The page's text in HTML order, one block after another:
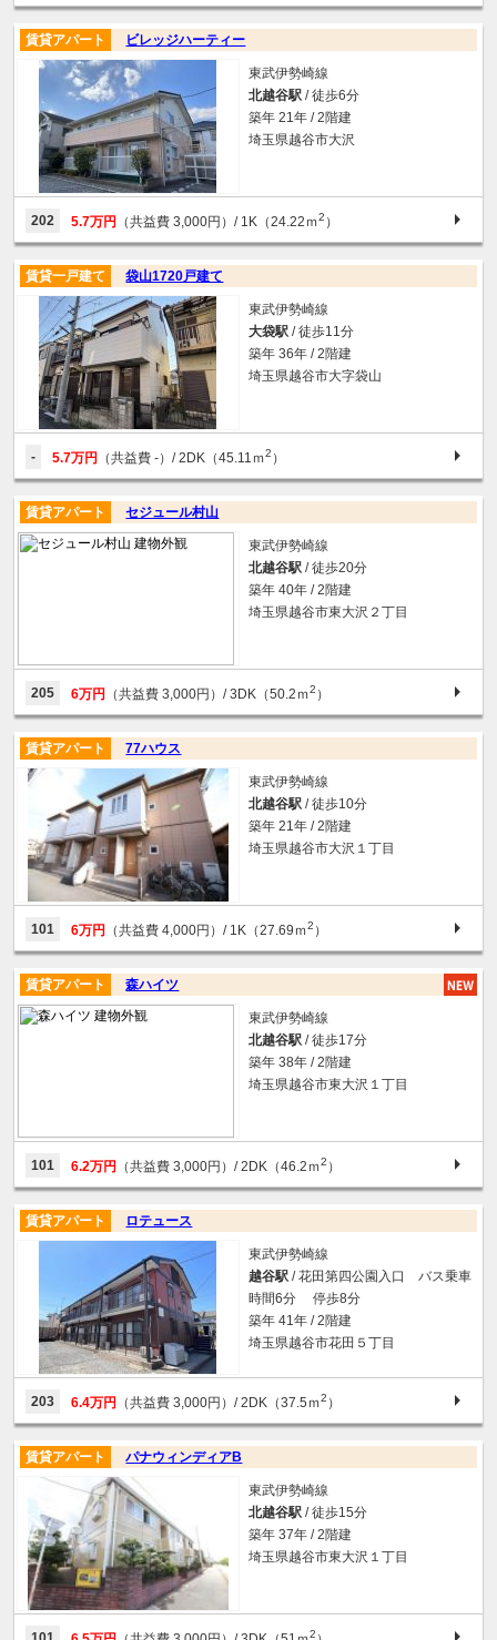
ビレッジハーティー
賃貸アパート
東武伊勢崎線
北越谷駅 / 徒歩6分
築年 21年 / 2階建
埼玉県越谷市大沢
202 5.7万円 （共益費 3,000円）/ 1K（24.22ｍ2 ）
袋山1720戸建て
賃貸一戸建て
東武伊勢崎線
大袋駅 / 徒歩11分
築年 36年 / 2階建
埼玉県越谷市大字袋山
- 5.7万円 （共益費 -）/ 2DK（45.11ｍ2 ）
セジュール村山
賃貸アパート
東武伊勢崎線
北越谷駅 / 徒歩20分
築年 40年 / 2階建
埼玉県越谷市東大沢２丁目
205 6万円 （共益費 3,000円）/ 3DK（50.2ｍ2 ）
77ハウス
賃貸アパート
東武伊勢崎線
北越谷駅 / 徒歩10分
築年 21年 / 2階建
埼玉県越谷市大沢１丁目
101 6万円 （共益費 4,000円）/ 1K（27.69ｍ2 ）
森ハイツ
賃貸アパート
東武伊勢崎線
北越谷駅 / 徒歩17分
築年 38年 / 2階建
埼玉県越谷市東大沢１丁目
101 6.2万円 （共益費 3,000円）/ 2DK（46.2ｍ2 ）
ロテュース
賃貸アパート
東武伊勢崎線
越谷駅 / 花田第四公園入口 バス乗車
時間6分 停歩8分
築年 41年 / 2階建
埼玉県越谷市花田５丁目
203 6.4万円 （共益費 3,000円）/ 2DK（37.5ｍ2 ）
パナウィンディアB
賃貸アパート
東武伊勢崎線
北越谷駅 / 徒歩15分
築年 37年 / 2階建
埼玉県越谷市東大沢１丁目
2